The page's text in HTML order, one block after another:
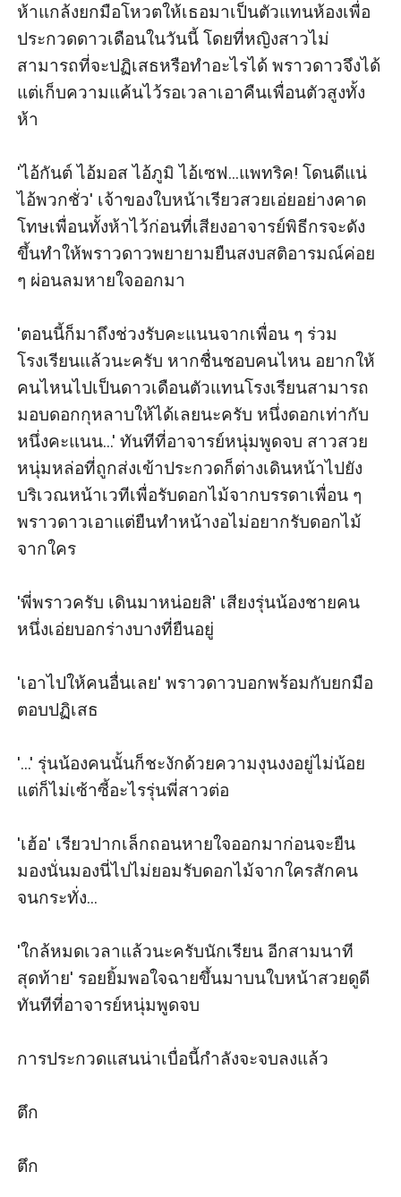
ห้าแกล้งยกมือโหวตให้เธอมาเป็นตัวแทนห้องเพื่อ
ประกวดดาวเดือนในวันนี้ โดยที่หญิงสาวไม่
สามารถที่จะปฏิเสธหรือทำอะไรได้ พราวดาวจึงได้
แต่เก็บความแค้นไว้รอเวลาเอาคืนเพื่อนตัวสูงทั้ง
ห้า
'ไอ้กันต์ ไอ้มอส ไอ้ภูมิ ไอ้เซฟ...แพทริค! โดนดีแน่
ไอ้พวกชั่ว' เจ้าของใบหน้าเรียวสวยเอ่ยอย่างคาด
โทษเพื่อนทั้งห้าไว้ก่อนที่เสียงอาจารย์พิธีกรจะดัง
ขึ้นทำให้พราวดาวพยายามยืนสงบสติอารมณ์ค่อย
ๆ ผ่อนลมหายใจออกมา
'ตอนนี้ก็มาถึงช่วงรับคะแนนจากเพื่อน ๆ ร่วม
โรงเรียนแล้วนะครับ หากชื่นชอบคนไหน อยากให้
คนไหนไปเป็นดาวเดือนตัวแทนโรงเรียนสามารถ
มอบดอกกุหลาบให้ได้เลยนะครับ หนึ่งดอกเท่ากับ
หนึ่งคะแนน...' ทันทีที่อาจารย์หนุ่มพูดจบ สาวสวย
หนุ่มหล่อที่ถูกส่งเข้าประกวดก็ต่างเดินหน้าไปยัง
บริเวณหน้าเวทีเพื่อรับดอกไม้จากบรรดาเพื่อน ๆ
พราวดาวเอาแต่ยืนทำหน้างอไม่อยากรับดอกไม้
จากใคร
'พี่พราวครับ เดินมาหน่อยสิ' เสียงรุ่นน้องชายคน
หนึ่งเอ่ยบอกร่างบางที่ยืนอยู่
'เอาไปให้คนอื่นเลย' พราวดาวบอกพร้อมกับยกมือ
ตอบปฏิเสธ
'...' รุ่นน้องคนนั้นก็ชะงักด้วยความงุนงงอยู่ไม่น้อย
แต่ก็ไม่เซ้าซี้อะไรรุ่นพี่สาวต่อ
'เฮ้อ' เรียวปากเล็กถอนหายใจออกมาก่อนจะยืน
มองนั่นมองนี่ไปไม่ยอมรับดอกไม้จากใครสักคน
จนกระทั่ง...
'ใกล้หมดเวลาแล้วนะครับนักเรียน อีกสามนาที
สุดท้าย' รอยยิ้มพอใจฉายขึ้นมาบนใบหน้าสวยดูดี
ทันทีที่อาจารย์หนุ่มพูดจบ
การประกวดแสนน่าเบื่อนี้กำลังจะจบลงแล้ว
ตึก
ตึก